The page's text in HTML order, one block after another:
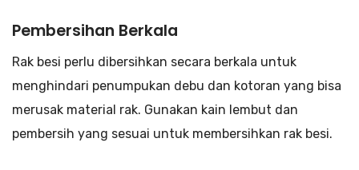
Pembersihan Berkala
Rak besi perlu dibersihkan secara berkala untuk
menghindari penumpukan debu dan kotoran yang bisa
merusak material rak. Gunakan kain lembut dan
pembersih yang sesuai untuk membersihkan rak besi.